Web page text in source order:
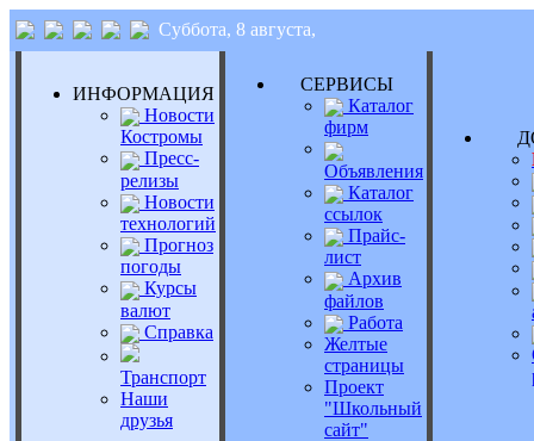
Суббота, 8 августа,
ИНФОРМАЦИЯ
Новости
Костромы
Пресс-
релизы
Новости
технологий
Прогноз
погоды
Курсы
валют
Справка
Транспорт
Наши
друзья
СЕРВИСЫ
Каталог
фирм
Объявления
Каталог
ссылок
Прайс-
лист
Архив
файлов
Работа
Желтые
страницы
Проект
"Школьный
сайт"